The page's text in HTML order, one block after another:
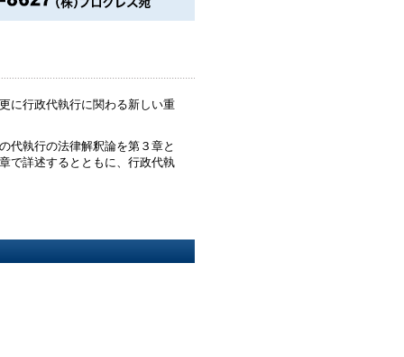
に行政代執行に関わる新しい重
代執行の法律解釈論を第３章と
で詳述するとともに、行政代執